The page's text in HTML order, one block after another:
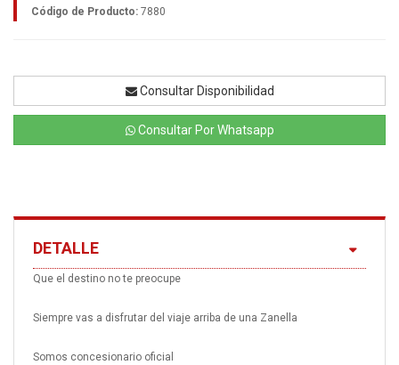
Código de Producto: 7880
Consultar Disponibilidad
Consultar Por Whatsapp
DETALLE
Que el destino no te preocupe
Siempre vas a disfrutar del viaje arriba de una Zanella
Somos concesionario oficial